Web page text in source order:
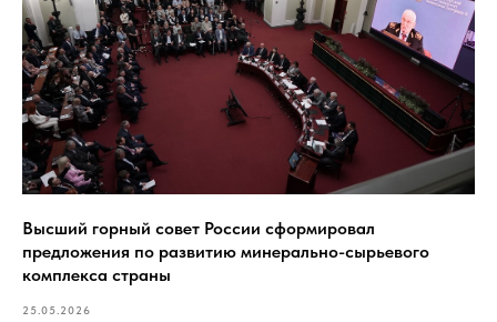
Высший горный совет России сформировал
предложения по развитию минерально-сырьевого
комплекса страны
25.05.2026